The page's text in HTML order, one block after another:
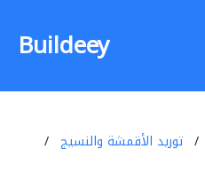
Buildeey
توريد الأقمشة والنسيج